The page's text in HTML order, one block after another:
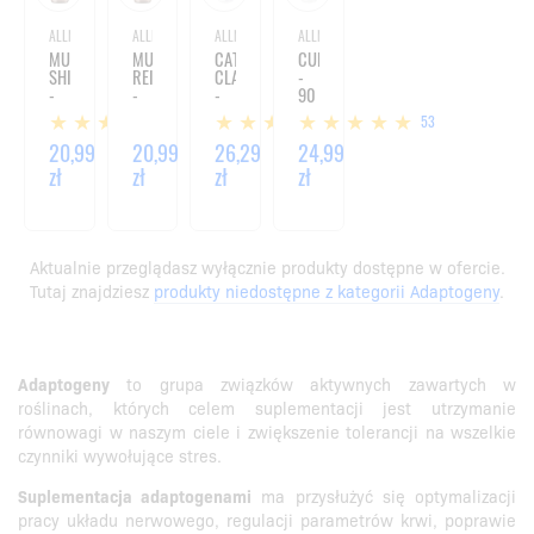
ALLNUTRITION
MUSHROOMS
SHIITAKE
-
60
KAPSUŁEK
20,99
zł
ALLNUTRITION
MUSHROOMS
REISHI
-
20,99
zł
ALLNUTRITION
CAT’S
CLAW
-
100
KAPSUŁEK 1
26,29
zł
ALLNUTRITION
CURCUMA
-
90
KAPSUŁEK 53
24,99
zł
Aktualnie przeglądasz wyłącznie produkty dostępne w ofercie.
Tutaj znajdziesz produkty niedostępne z kategorii Adaptogeny
Adaptogeny to grupa związków aktywnych zawartych w
roślinach, których celem suplementacji jest utrzymanie
równowagi w naszym ciele i zwiększenie tolerancji na wszelkie
czynniki wywołujące stres.
Suplementacja adaptogenami ma przysłużyć się optymalizacji
pracy układu nerwowego, regulacji parametrów krwi, poprawie